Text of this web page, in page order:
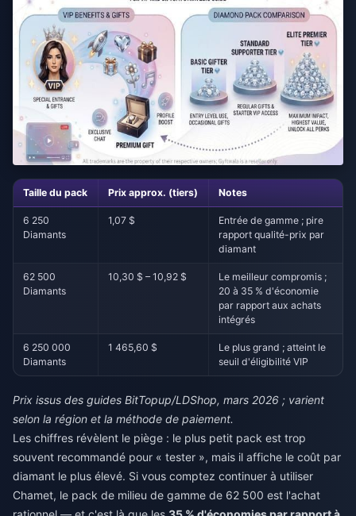
Taille du pack Prix approx. (tiers) Notes
6 250
Diamants
1,07 $
Entrée de gamme ; pire
rapport qualité-prix par
diamant
62 500
Diamants
10,30 $ – 10,92 $
Le meilleur compromis ;
20 à 35 % d'économie
par rapport aux achats
intégrés
6 250 000
Diamants
1 465,60 $
Le plus grand ; atteint le
seuil d'éligibilité VIP
Prix issus des guides BitTopup/LDShop, mars 2026 ; varient
selon la région et la méthode de paiement.
Les chiffres révèlent le piège : le plus petit pack est trop
souvent recommandé pour « tester », mais il affiche le coût par
diamant le plus élevé. Si vous comptez continuer à utiliser
Chamet, le pack de milieu de gamme de 62 500 est l'achat